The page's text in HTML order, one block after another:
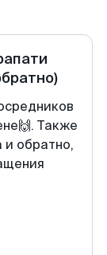
Также
обратно,